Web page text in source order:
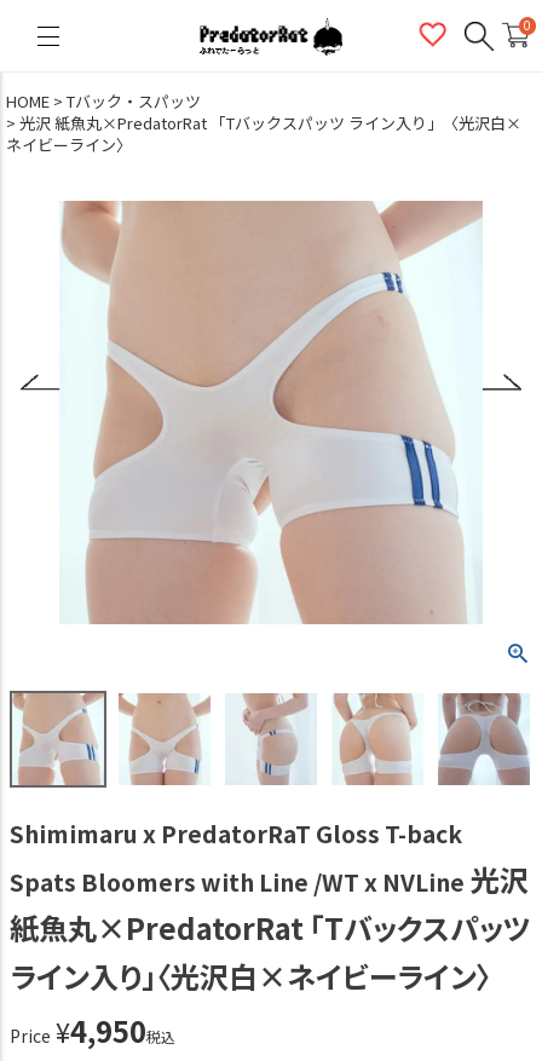
0
HOME
Tバック・スパッツ
光沢 紙魚丸×PredatorRat 「Tバックスパッツ ライン入り」〈光沢白×
ネイビーライン〉
Shimimaru x PredatorRaT Gloss T-back
Spats Bloomers with Line /WT x NVLine 光沢
紙魚丸×PredatorRat 「Tバックスパッツ
ライン入り」〈光沢白×ネイビーライン〉
Price ¥4,950税込